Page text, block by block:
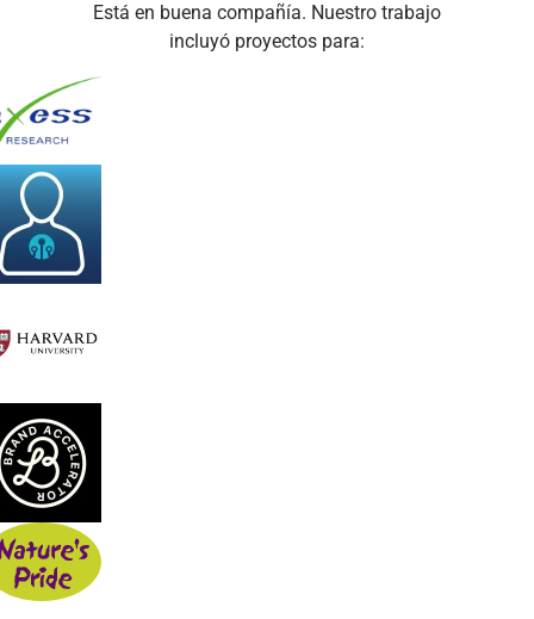
Está en buena compañía. Nuestro trabajo
incluyó proyectos para: